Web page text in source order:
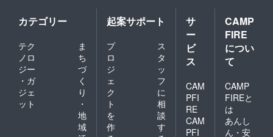
期間：
・2025
年8月1
日〜
2027年
7月31日
までの2
渡し方
法： ・
初回来
店時に
スタッ
フより
かりま
す ・ゴ
ルフゾ
ンでの
ラウン
ドプレ
イは、
の場合
も別途
料金が
必要で
す ・転
売不可
カテゴリー
テク
ノロ
ジー
・ガ
ジェ
ット
ま
ち
づ
く
り
・
地
域
起案サポート
プ
ロ
ジ
ェ
ク
ト
を
作
ス
タ
ッ
フ
に
相
談
す
サ
ー
ビ
ス
CAM
PFI
RE
CAM
PFI
CAMP
FIRE
につい
て
CAMP
FIREと
は
あんし
ん・安